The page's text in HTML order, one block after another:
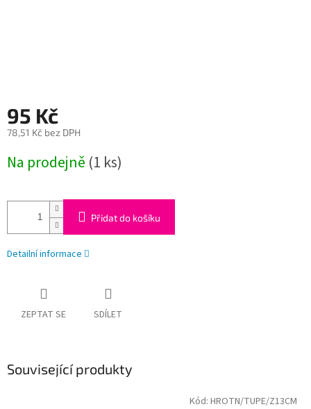
95 Kč
78,51 Kč bez DPH
cena:
Na prodejně (1 ks)
Přidat do košíku
Detailní informace
ZEPTAT SE SDÍLET
Související produkty
Kód: HROTN/TUPE/Z13CM